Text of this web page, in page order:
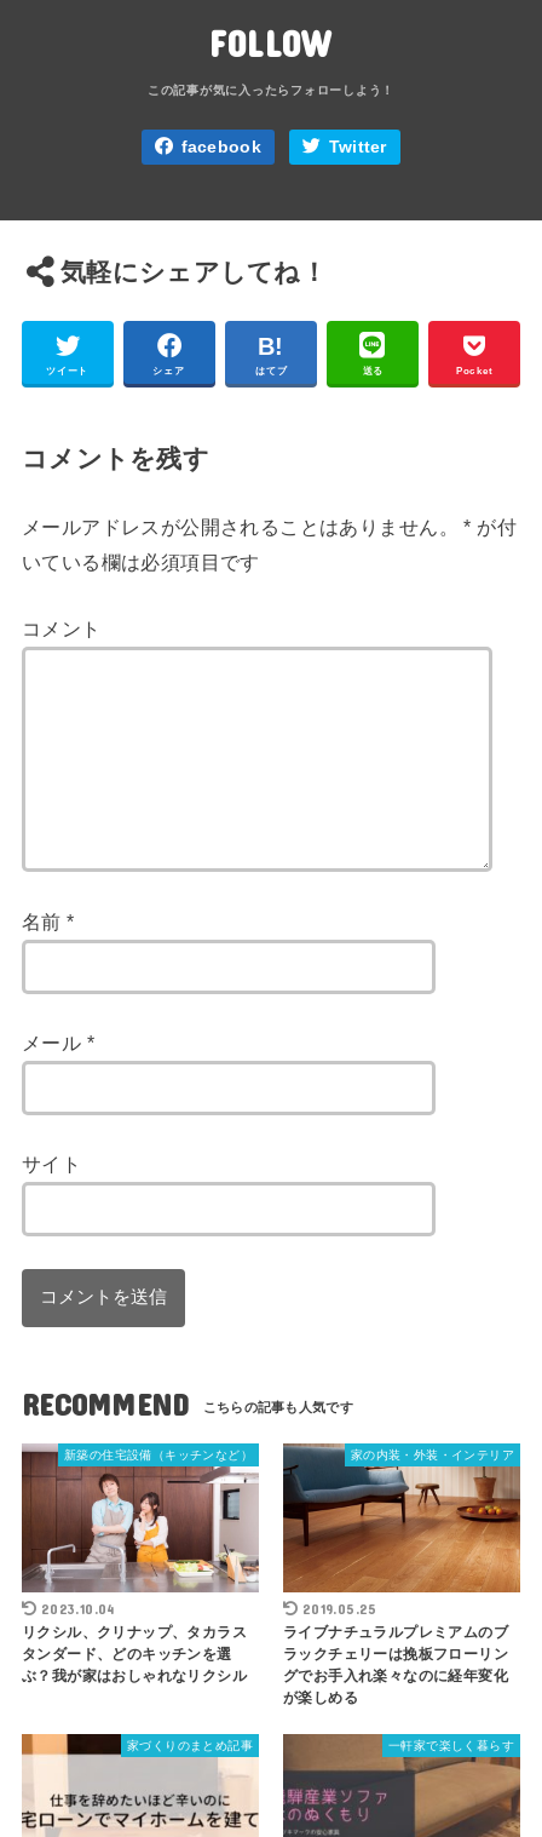
FOLLOW
facebook Twitter
気軽にシェアしてね！
ツイート シェア はてブ 送る Pocket
コメントを残す
メールアドレスが公開されることはありません。 * が付
いている欄は必須項目です
コメント
名前*
メール *
サイト
RECOMMEND
新築の住宅設備（キッチンなど）
2023.10.04
リクシル、クリナップ、タカラス
タンダード、どのキッチンを選
ぶ？我が家はおしゃれなリクシル
家の内装・外装・インテリア
2019.05.25
ライブナチュラルプレミアムのブ
ラックチェリーは挽板フローリン
グでお手入れ楽々なのに経年変化
が楽しめる
家づくりのまとめ記事 一軒家で楽しく暮らす